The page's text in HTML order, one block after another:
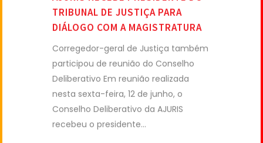
participou de reunião do Conselho
Deliberativo Em reunião realizada
Conselho Deliberativo da AJURIS
recebeu o presidente...
12 junho, 2026